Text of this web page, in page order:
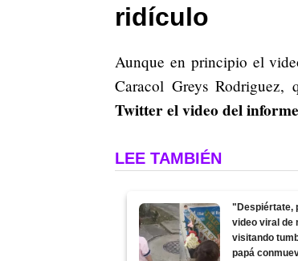
ridículo
Aunque en principio el
Caracol Greys
Twitter el video del
LEE TAMBIÉN
"Despiértate,
video viral de
visitando
papá